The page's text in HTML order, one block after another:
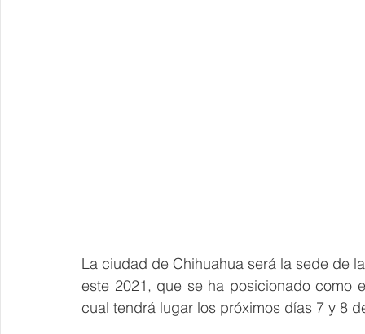
La ciudad de Chihuahua será la sede de
este 2021, que se ha posicionado como
cual tendrá lugar los próximos días 7 y 8